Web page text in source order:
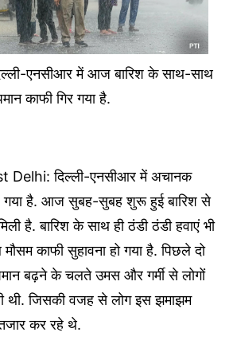
एनसीआर में आज बारिश के साथ-साथ
काफी गिर गया है.
Delhi: दिल्ली-एनसीआर में अचानक
गया है. आज सुबह-सुबह शुरू हुई बारिश से
है. बारिश के साथ ही ठंडी ठंडी हवाएं भी
काफी सुहावना हो गया है. पिछले दो
बढ़ने के चलते उमस और गर्मी से लोगों
थी. जिसकी वजह से लोग इस झमाझम
कर रहे थे.